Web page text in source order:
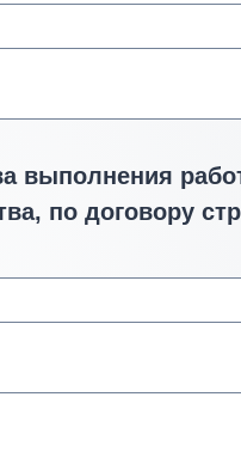
по договору